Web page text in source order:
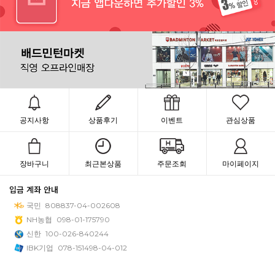
공지사항 상품후기 이벤트 관심상품
장바구니 최근본상품 주문조회 마이페이지
입금 계좌 안내
국민 808837-04-002608
NH농협
098-01-175790
신한 100-026-840244
IBK기업
078-151498-04-012